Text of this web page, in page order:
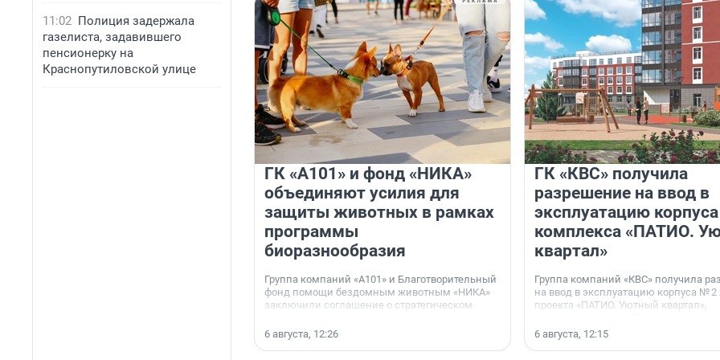
11:02 Полиция задержала
газелиста, задавившего
пенсионерку на
Краснопутиловской улице
ГК «А101» и фонд «НИКА»
объединяют усилия для
защиты животных в рамках
программы
биоразнообразия
Группа компаний «А101» и Благотворительный
фонд помощи бездомным животным «НИКА»
заключили соглашение о стратегическом
6 августа, 12:26
ГК «КВС» получила
разрешение на ввод в
эксплуатацию
комплекса «ПАТИО.
квартал»
Группа компаний «КВС» получила
на ввод в эксплуатацию корпуса № 2
проекта «ПАТИО. Уютный квартал»,
Ленинградской области.
6 августа, 12:15